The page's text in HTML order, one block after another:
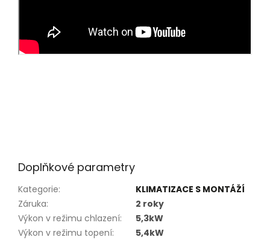
Doplňkové parametry
Kategorie:
KLIMATIZACE S MONTÁŽÍ
Záruka:
2 roky
Výkon v režimu chlazení:
5,3kW
Výkon v režimu topení:
5,4kW